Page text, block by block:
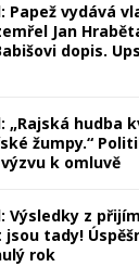
Papež vydává
Jan
dopis.
„Rajská hudba
žumpy.“
k omluvě
Výsledky z
tady!
rok